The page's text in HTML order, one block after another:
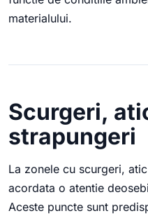
materialului.
Scurgeri,
strapungeri
La zonele cu scurgeri,
acordata o atentie
Aceste puncte sunt